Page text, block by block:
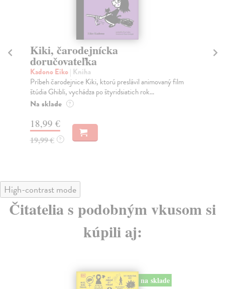
Kiki, čarodejnícka
doručovateľka
Kadono Eiko| Kniha
Príbeh čarodejnice Kiki, ktorú preslávil animovaný film
štúdia Ghibli, vychádza po štyridsiatich rok...
Na sklade ?
18,99 €
19,99 € ?
High-contrast mode
Čitatelia s podobným vkusom si
kúpili aj:
na sklade